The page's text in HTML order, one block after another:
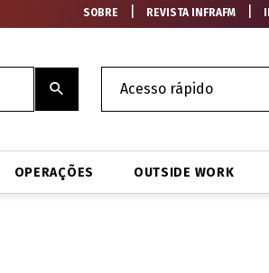
SOBRE REVISTA INFRAFM
OPERAÇÕES OUTSIDE WORK